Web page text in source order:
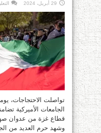
29 أبريل، 2024
تواصلت الاحتجاجات،
الجامعات الأميركية
وشهد حرم العديد من